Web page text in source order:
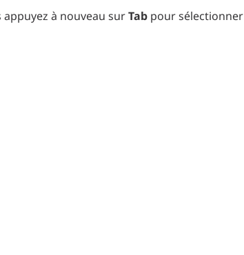
appuyez à nouveau surTab pour sélectionner